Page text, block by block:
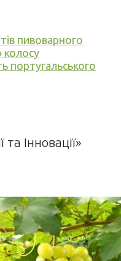
пивоварного
колосу
португальського
Інновації»